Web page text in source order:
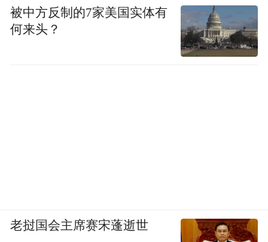
被中方反制的7家美国实体有
何来头？
老挝国会主席赛宋蓬逝世